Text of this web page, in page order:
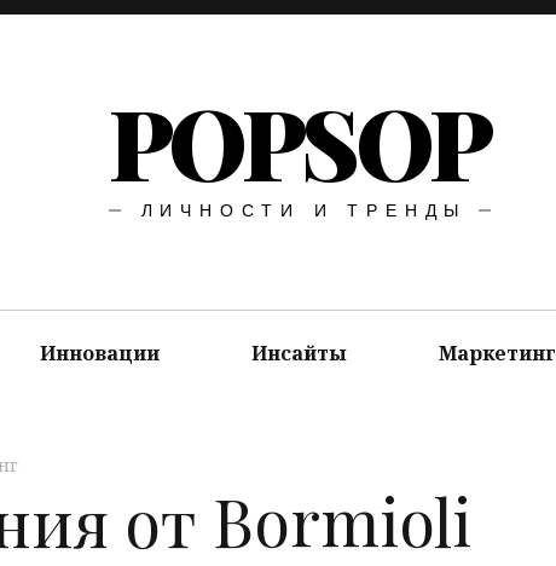
POPSOP
ЛИЧНОСТИ И ТРЕНДЫ
Инновации Инсайты Маркетинг
от Bormioli